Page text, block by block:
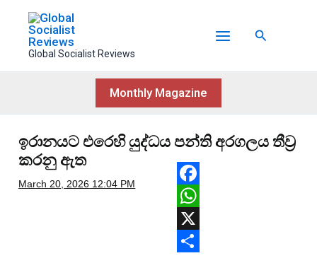
contentGlobal Socialist Reviews
Search
Monthly Magazine
ඉරානයට එරෙහි යුද්ධය පන්ති අරගලය තීව්‍ර
කරනු ඇත
March 20, 2026 12:04 PM
F
a
c
W
h
X